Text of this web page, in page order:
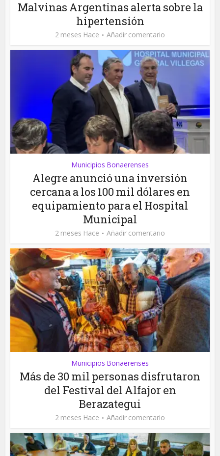
Malvinas Argentinas alerta sobre la
hipertensión
2 meses Hace Añadir comentario
Municipios Bonaerenses
Alegre anunció una inversión
cercana a los 100 mil dólares en
equipamiento para el Hospital
Municipal
2 meses Hace Añadir comentario
Municipios Bonaerenses
Más de 30 mil personas disfrutaron
del Festival del Alfajor en
Berazategui
2 meses Hace Añadir comentario